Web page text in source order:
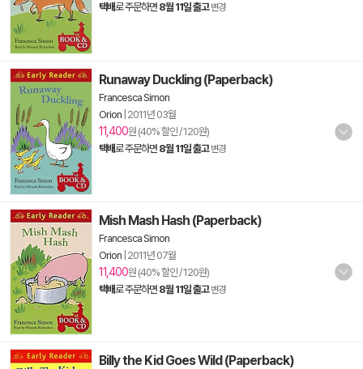
택배로 주문하면 8월 11일 출고 변경
Runaway Duckling (Paperback)
Francesca Simon
Orion 2011년 03월
11,400원 (40% 할인 / 120원)
택배로 주문하면 8월 11일 출고 변경
Mish Mash Hash (Paperback)
Francesca Simon
Orion 2011년 07월
11,400원 (40% 할인 / 120원)
택배로 주문하면 8월 11일 출고 변경
Billy the Kid Goes Wild (Paperback)